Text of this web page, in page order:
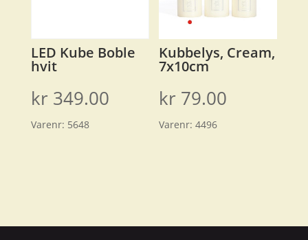
LED Kube Boble
hvit
kr 349.00
Varenr: 5648
Kubbelys, Cream,
7x10cm
kr 79.00
Varenr:4496